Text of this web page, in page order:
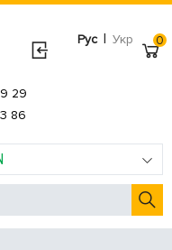
Рус | Укр
29
86
0